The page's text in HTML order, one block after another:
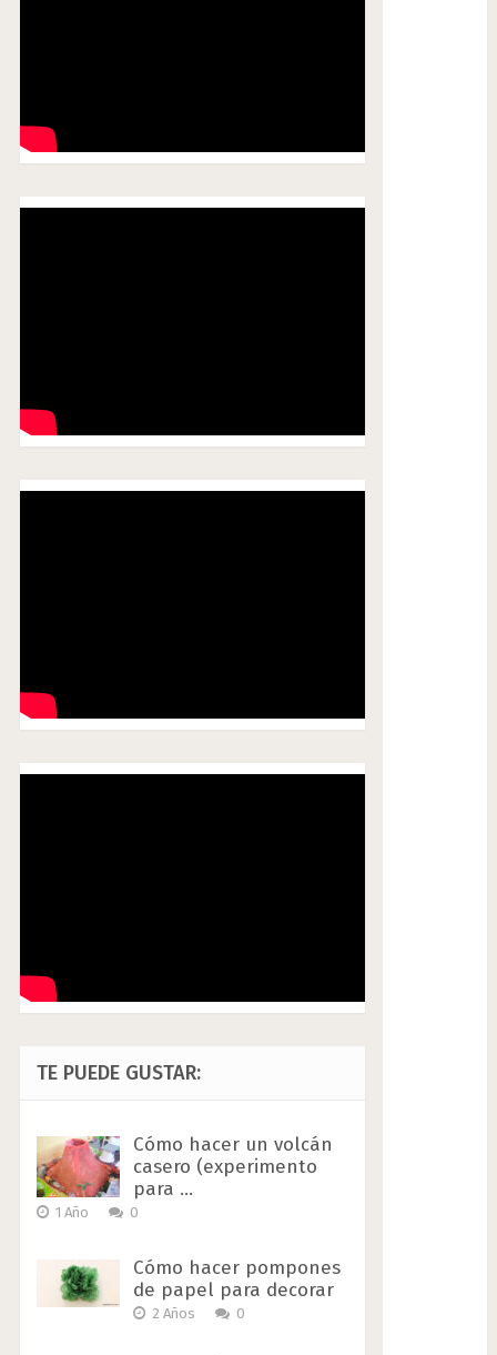
TE PUEDE GUSTAR:
Cómo hacer un volcán
casero (experimento
para …
1 Año 0
Cómo hacer pompones
de papel para decorar
2 Años 0